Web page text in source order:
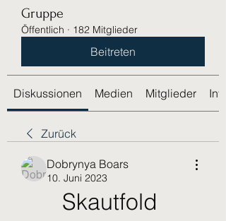
Gruppe
Öffentlich · 182 Mitglieder
Beitreten
Diskussionen Medien Mitglieder Info
Zurück
Dobrynya Boars
10. Juni 2023
Skautfold